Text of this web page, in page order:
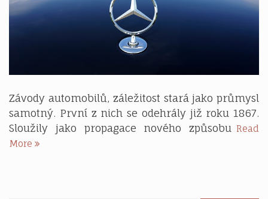
Závody automobilů, záležitost stará jako průmysl
samotný. První z nich se odehrály již roku 1867.
Sloužily jako propagace nového způsobu Read
More Auto-